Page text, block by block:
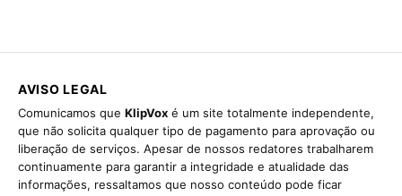
AVISO LEGAL
Comunicamos que KlipVox é um site totalmente independente,
que não solicita qualquer tipo de pagamento para aprovação ou
liberação de serviços. Apesar de nossos redatores trabalharem
continuamente para garantir a integridade e atualidade das
informações, ressaltamos que nosso conteúdo pode ficar